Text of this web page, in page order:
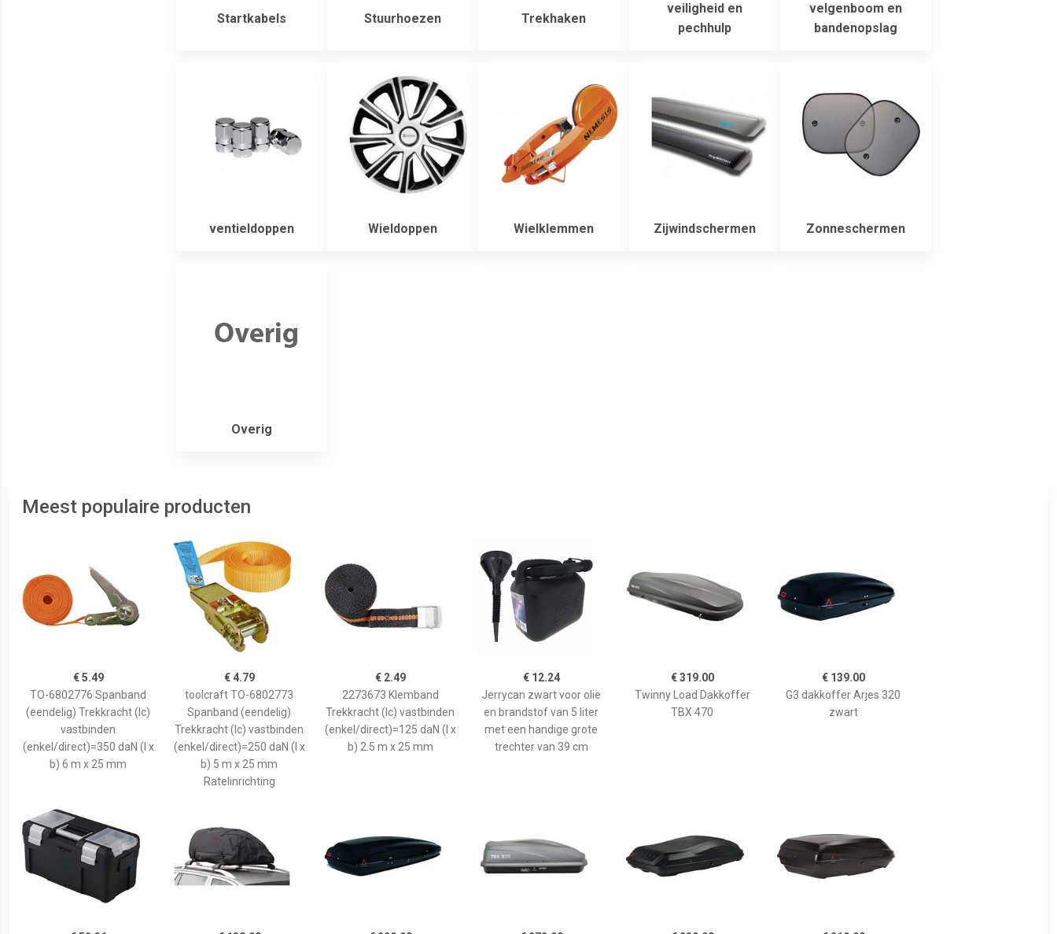
Startkabels Stuurhoezen Trekhaken
veiligheid en
pechhulp
velgenboom en
bandenopslag
ventieldoppen Wieldoppen Wielklemmen Zijwindschermen Zonneschermen
Overig
Meest populaire producten
€ 5.49
TO-6802776 Spanband
(eendelig) Trekkracht (lc)
vastbinden
(enkel/direct)=350 daN (l x
b) 6 m x 25 mm
€ 4.79
toolcraft TO-6802773
Spanband (eendelig)
Trekkracht (lc) vastbinden
(enkel/direct)=250 daN (l x
b) 5 m x 25 mm
Ratelinrichting
€ 2.49
2273673 Klemband
Trekkracht (lc) vastbinden
(enkel/direct)=125 daN (l x
b) 2.5 m x 25 mm
€ 12.24
Jerrycan zwart voor olie
en brandstof van 5 liter
met een handige grote
trechter van 39 cm
€ 319.00
Twinny Load Dakkoffer
TBX 470
€ 139.00
G3 dakkoffer Arjes 320
zwart